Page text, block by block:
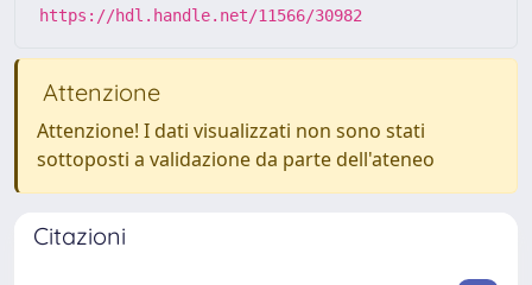
https://hdl.handle.net/11566/30982
Attenzione
Attenzione! I dati visualizzati non sono stati
sottoposti a validazione da parte dell'ateneo
Citazioni